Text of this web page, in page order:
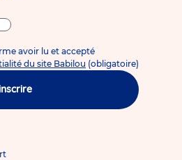
avoir lu et accepté
du site Babilou (obligatoire)